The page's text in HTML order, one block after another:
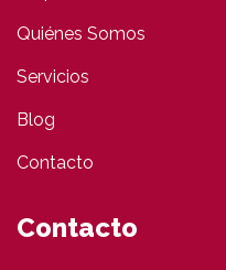
Quiénes Somos
Servicios
Blog
Contacto
Contacto